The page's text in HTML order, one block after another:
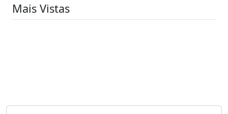
Mais Vistas